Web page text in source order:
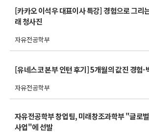
[카카오 이석우 대표이사 특강] 경험으로 그리
래 청사진
자유전공학부
[유네스코 본부 인턴 후기] 5개월의 값진 경험
자유전공학부
자유전공학부 창업팀, 미래창조과학부 "글로
사업"에 선발